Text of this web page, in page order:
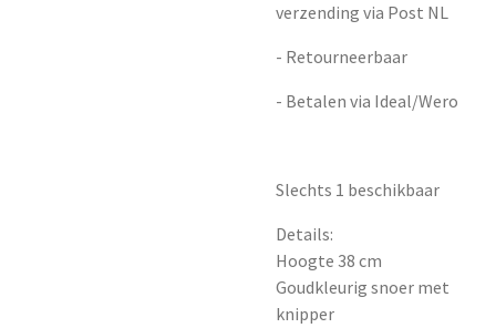
verzending via Post NL
- Retourneerbaar
- Betalen via Ideal/Wero
Slechts 1 beschikbaar
Details:
Hoogte 38 cm
Goudkleurig snoer met
knipper